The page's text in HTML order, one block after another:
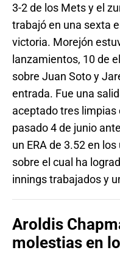
3-2 de los Mets y el
trabajó en una sexta
victoria. Morejón
lanzamientos, 10 de
sobre Juan Soto y
entrada. Fue una
aceptado tres limpias
pasado 4 de junio
un ERA de 3.52 en
sobre el cual ha
innings trabajados y
Aroldis
molestias en